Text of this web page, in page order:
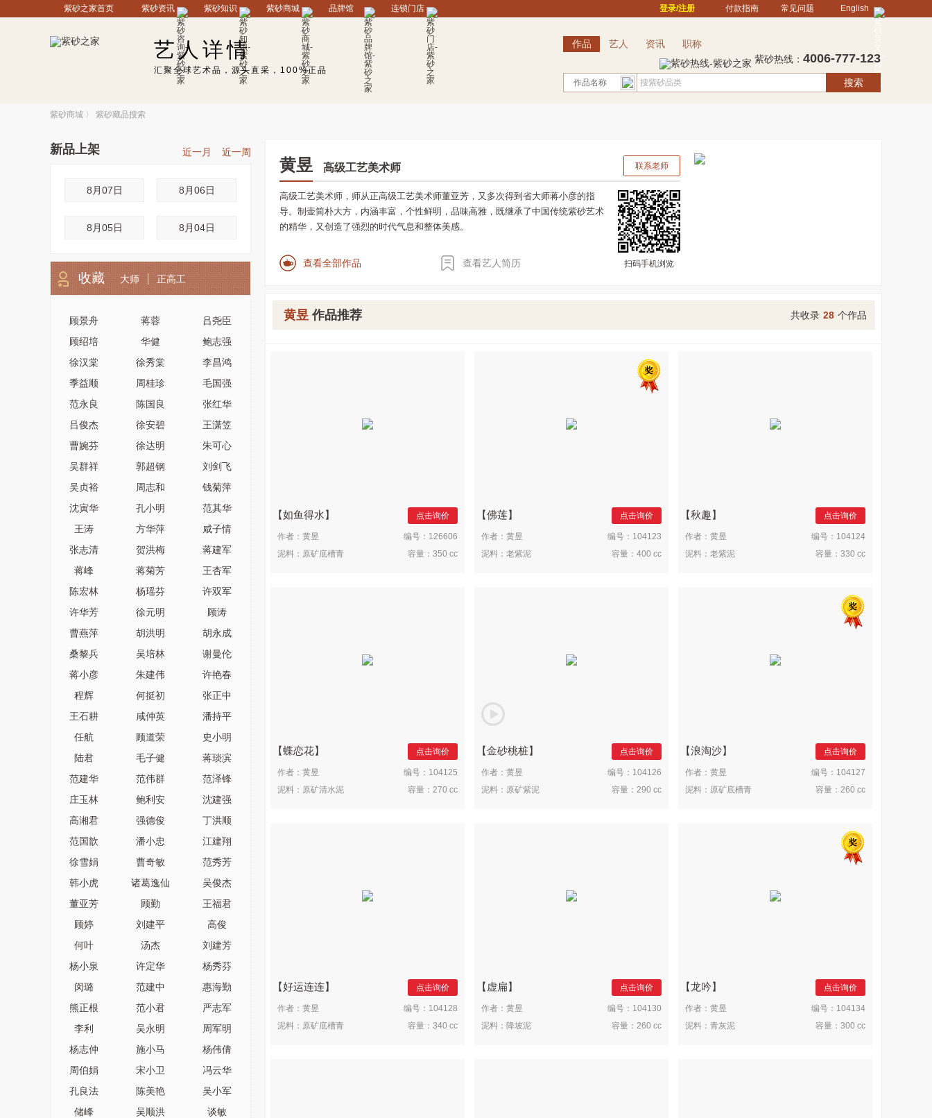
紫砂之家首页 紫砂资讯 紫砂知识 紫砂商城 品牌馆 连锁门店 登录/注册 付款指南 常见问题 English
艺人详情
汇聚全球艺术品，源头直采，100%正品
作品 艺人 资讯
职称
紫砂热线： 4006-777-123
作品名称 搜索
紫砂商城 〉 紫砂藏品搜索
新品上架 近一周
近一月
8月07日 8月06日
8月05日 8月04日
收藏 大师 正高工
顾景舟 蒋蓉
吕尧臣
顾绍培
华健
鲍志强
徐汉棠
徐秀棠
李昌鸿
季益顺
周桂珍
毛国强
范永良
陈国良
张红华
吕俊杰
徐安碧
王潇笠
曹婉芬
徐达明
朱可心
吴群祥
郭超钢
刘剑飞
吴贞裕
周志和
钱菊萍
沈寅华
孔小明
范其华
王涛
方华萍
咸子情
张志清
贺洪梅
蒋建军
蒋峰
蒋菊芳
王杏军
陈宏林
杨瑶芬
许双军
许华芳
徐元明
顾涛
曹燕萍
胡洪明
胡永成
桑黎兵
吴培林
谢曼伦
蒋小彦
朱建伟
许艳春
程辉
何挺初
张正中
王石耕
咸仲英
潘持平
任航
顾道荣
史小明
陆君
毛子健
蒋琰滨
范建华
范伟群
范泽锋
庄玉林
鲍利安
沈建强
高湘君
强德俊
丁洪顺
范国歆
潘小忠
江建翔
徐雪娟
曹奇敏
范秀芳
韩小虎
诸葛逸仙
吴俊杰
董亚芳
顾勤
王福君
顾婷
刘建平
高俊
何叶
汤杰
刘建芳
杨小泉
许定华
杨秀芬
闵璐
范建中
惠海勤
熊正根
范小君
严志军
李利
吴永明
周军明
杨志仲
施小马
杨伟倩
周伯娟
宋小卫
冯云华
孔良法
陈美艳
吴小军
储峰
吴顺洪
谈敏
黄昱 高级工艺美术师 联系老师
高级工艺美术师，师从正高级工艺美术师董亚芳，又多次得到省大师蒋小彦的指
导。制壶简朴大方，内涵丰富，个性鲜明，品味高雅，既继承了中国传统紫砂艺术
的精华，又创造了强烈的时代气息和整体美感。
查看全部作品 查看艺人简历 扫码手机浏览
黄昱 作品推荐 共收录 28 个作品
如鱼得水 点击询价
作者： 黄昱 编号： 126606
泥料： 原矿底槽青 容量： 350 cc
佛莲 点击询价
作者： 黄昱 编号： 104123
泥料： 老紫泥 容量： 400 cc
秋趣 点击询价
作者： 黄昱 编号： 104124
泥料： 老紫泥 容量： 330 cc
蝶恋花 点击询价
作者： 黄昱 编号： 104125
泥料： 原矿清水泥 容量： 270 cc
金砂桃桩 点击询价
作者： 黄昱 编号： 104126
泥料： 原矿紫泥 容量： 290 cc
浪淘沙 点击询价
作者： 黄昱 编号： 104127
泥料： 原矿底槽青 容量： 260 cc
好运连连 点击询价
作者： 黄昱 编号： 104128
泥料： 原矿底槽青 容量： 340 cc
虚扁 点击询价
作者： 黄昱 编号： 104130
泥料： 降坡泥 容量： 260 cc
龙吟 点击询价
作者： 黄昱 编号： 104134
泥料： 青灰泥 容量： 300 cc